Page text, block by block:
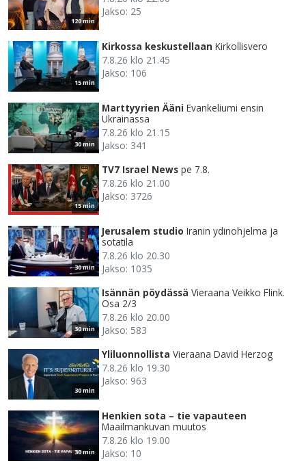
120 min
Jakso: 25
15 min
Kirkossa keskustellaan Kirkollisvero
7.8.26 klo 21.45
Jakso: 106
30 min
Marttyyrien Ääni Evankeliumi ensin
Ukrainassa
7.8.26 klo 21.15
Jakso: 341
15 min
TV7 Israel News pe 7.8.
7.8.26 klo 21.00
Jakso: 3726
30 min
Jerusalem studio Iranin ydinohjelma ja
sotatila
7.8.26 klo 20.30
Jakso: 1035
30 min
Isännän pöydässä Vieraana Veikko Flink.
Osa 2/3
7.8.26 klo 20.00
Jakso: 583
30 min
Yliluonnollista Vieraana David Herzog
7.8.26 klo 19.30
Jakso: 963
30 min
Henkien sota – tie vapauteen
Maailmankuvan muutos
7.8.26 klo 19.00
Jakso: 10